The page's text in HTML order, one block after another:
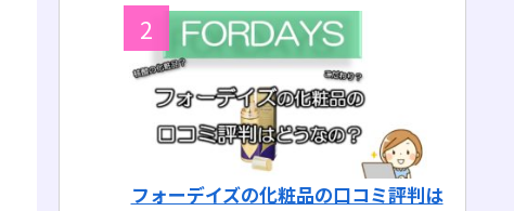
フォーデイズの化粧品の口コミ評判は